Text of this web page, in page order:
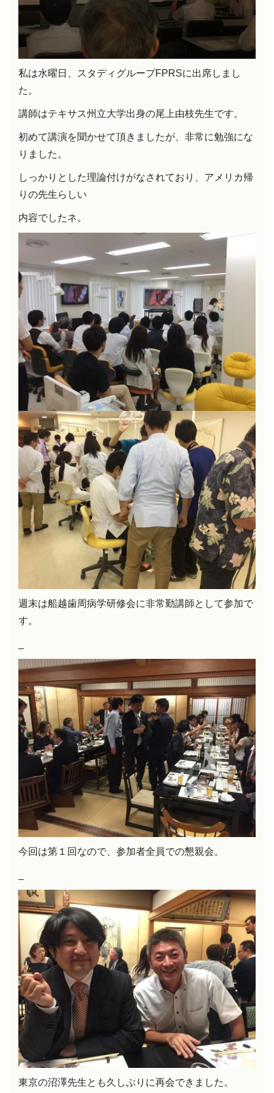
私は水曜日、スタディグループFPRSに出席しまし
た。
講師はテキサス州立大学出身の尾上由枝先生です。
初めて講演を聞かせて頂きましたが、非常に勉強にな
りました。
しっかりとした理論付けがなされており、アメリカ帰
りの先生らしい
内容でしたネ。
週末は船越歯周病学研修会に非常勤講師として参加で
す。
今回は第１回なので、参加者全員での懇親会。
東京の沼澤先生とも久しぶりに再会できました。